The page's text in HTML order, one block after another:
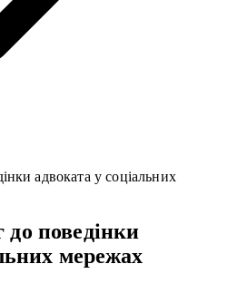
адвоката у соціальних
поведінки
мережах